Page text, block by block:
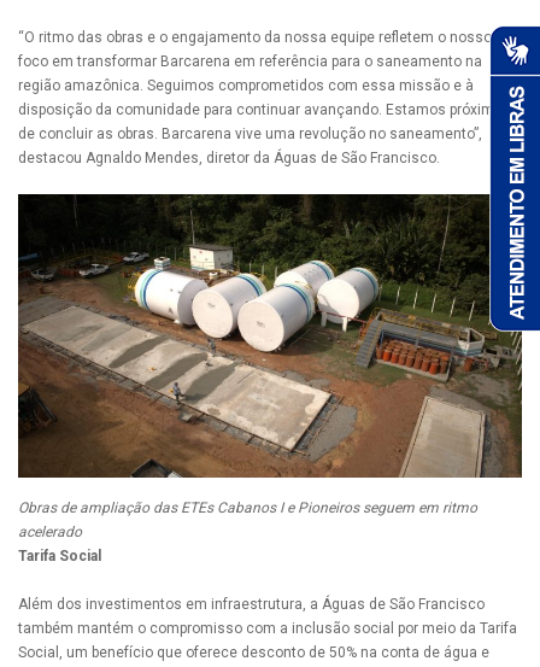
“O ritmo das obras e o engajamento da nossa equipe refletem o nosso
foco em transformar Barcarena em referência para o saneamento na
região amazônica. Seguimos comprometidos com essa missão e à
disposição da comunidade para continuar avançando. Estamos próximos
de concluir as obras. Barcarena vive uma revolução no saneamento”,
destacou Agnaldo Mendes, diretor da Águas de São Francisco.
Obras de ampliação das ETEs Cabanos I e Pioneiros seguem em ritmo
acelerado
Tarifa Social
Além dos investimentos em infraestrutura, a Águas de São Francisco
também mantém o compromisso com a inclusão social por meio da Tarifa
Social, um benefício que oferece desconto de 50% na conta de água e